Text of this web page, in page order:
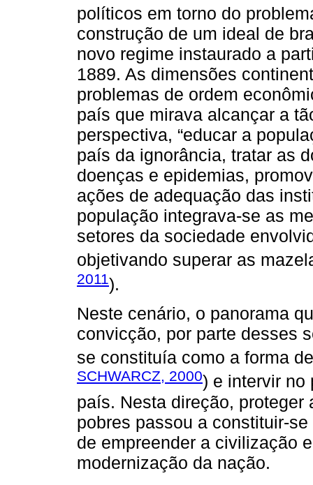
políticos em torno do
construção de um ideal de
novo regime instaurado a
1889. As dimensões
problemas de ordem
país que mirava alcançar a
perspectiva, “educar a
país da ignorância, tratar as
doenças e epidemias,
ações de adequação das
população integrava-se as
setores da sociedade
objetivando superar as
2011).
Neste cenário, o panorama
convicção, por parte desses
se constituía como a forma
SCHWARCZ, 2000) e intervir no
país. Nesta direção,
pobres passou a constituir-
de empreender a civilização
modernização da nação.